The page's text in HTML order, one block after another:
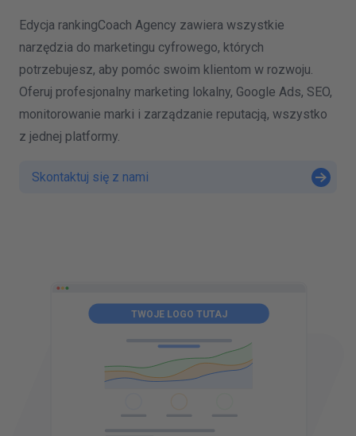
Edycja rankingCoach Agency zawiera wszystkie
narzędzia do marketingu cyfrowego, których
potrzebujesz, aby pomóc swoim klientom w rozwoju.
Oferuj profesjonalny marketing lokalny, Google Ads, SEO,
monitorowanie marki i zarządzanie reputacją, wszystko
z jednej platformy.
Skontaktuj się z nami
TWOJE LOGO TUTAJ